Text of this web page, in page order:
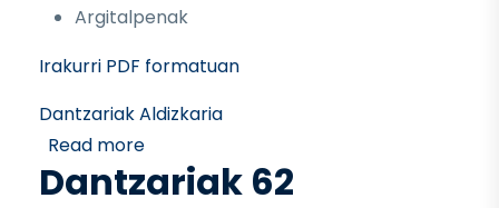
Argitalpenak
Irakurri PDF formatuan
Dantzariak Aldizkaria
Read moreabout Dantzariak 63
Dantzariak 62